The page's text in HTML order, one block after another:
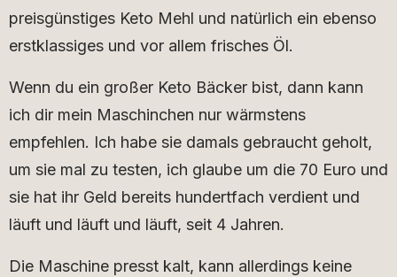
preisgünstiges Keto Mehl und natürlich ein ebenso
erstklassiges und vor allem frisches Öl.
Wenn du ein großer Keto Bäcker bist, dann kann
ich dir mein Maschinchen nur wärmstens
empfehlen. Ich habe sie damals gebraucht geholt,
um sie mal zu testen, ich glaube um die 70 Euro und
sie hat ihr Geld bereits hundertfach verdient und
läuft und läuft und läuft, seit 4 Jahren.
Die Maschine presst kalt, kann allerdings keine